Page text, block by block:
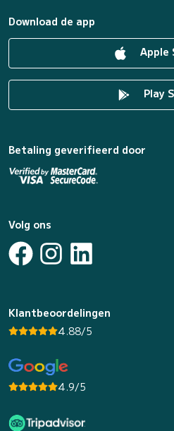
Download de app
Apple
Play
Betaling geverifieerd door
Volg ons
Klantbeoordelingen
4.88/5
4.9/5